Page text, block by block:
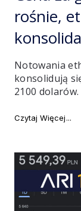
rośnie,
Notowania
konsolidują
2100
Czytaj Więcej